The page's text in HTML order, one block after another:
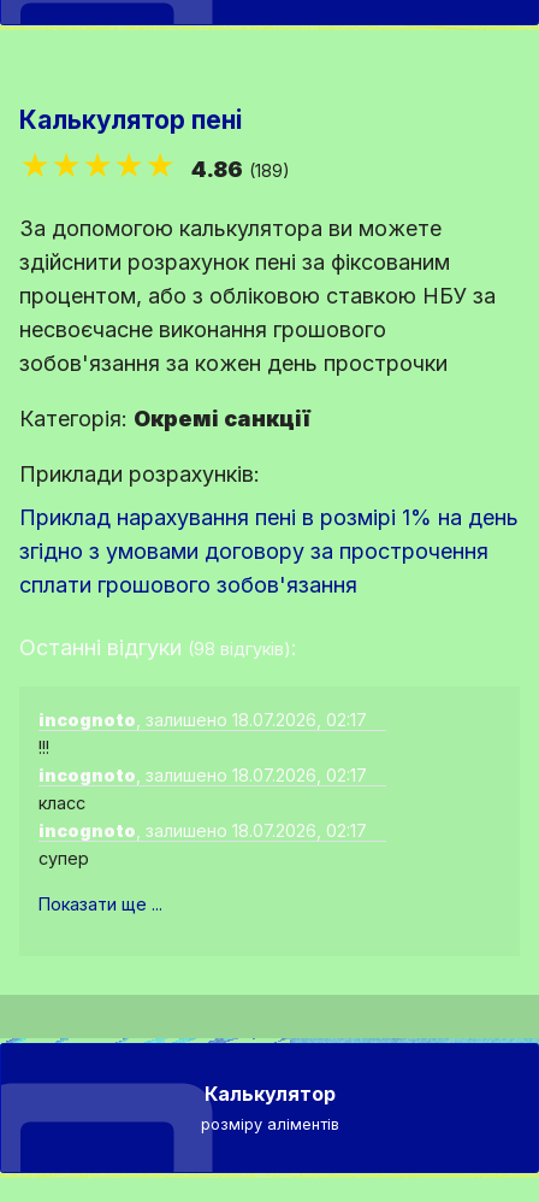
Калькулятор пені
★★★★★ 4.86 (189)
За допомогою калькулятора ви можете
здійснити розрахунок пені за фіксованим
процентом, або з обліковою ставкою НБУ за
несвоєчасне виконання грошового
зобов'язання за кожен день прострочки
Категорія: Окремі санкції
Приклади розрахунків:
Приклад нарахування пені в розмірі 1% на день
згідно з умовами договору за прострочення
сплати грошового зобов'язання
Останні відгуки (98 відгуків):
incognoto , залишено 18.07.2026, 02:17
!!!
incognoto , залишено 18.07.2026, 02:17
класс
incognoto , залишено 18.07.2026, 02:17
супер
Показати ще ...
Калькулятор
розміру аліментів